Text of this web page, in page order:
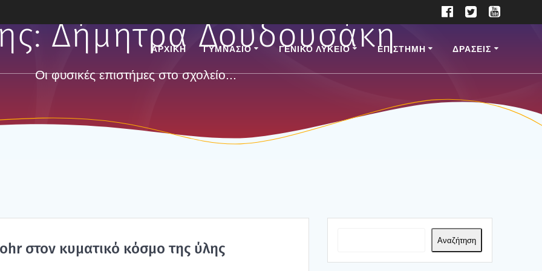
ΑΡΧΙΚΗ ΓΥΜΝΑΣΙΟ ΓΕΝΙΚΟ ΛΥΚΕΙΟ ΕΠΙ­ΣΤΗ­ΜΗ ΔΡΑΣΕΙΣ
Δήμητρα Δουδουσάκη
Οι φυσικές επιστήμες στο σχολείο...
στον κυμα­τι­κό κόσμο της ύλης Αναζήτηση